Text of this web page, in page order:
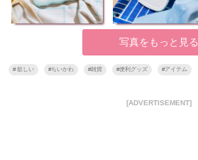
写真をもっと見る
#欲しい #ちいかわ #雑貨 #便利グッズ #アイテム
[ADVERTISEMENT]